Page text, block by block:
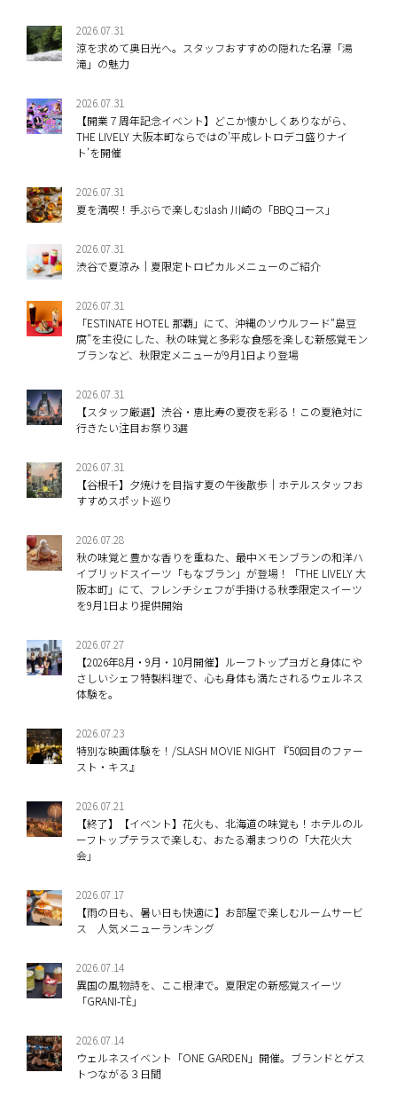
2026.07.31
涼を求めて奥日光へ。スタッフおすすめの隠れた名瀑「湯
滝」の魅力
2026.07.31
【開業７周年記念イベント】どこか懐かしくありながら、
THE LIVELY 大阪本町ならではの’平成レトロデコ盛りナイ
ト’を開催
2026.07.31
夏を満喫！手ぶらで楽しむslash 川崎の「BBQコース」
2026.07.31
渋谷で夏涼み｜夏限定トロピカルメニューのご紹介
2026.07.31
「ESTINATE HOTEL 那覇」にて、沖縄のソウルフード“島豆
腐”を主役にした、秋の味覚と多彩な食感を楽しむ新感覚モン
ブランなど、秋限定メニューが9月1日より登場
2026.07.31
【スタッフ厳選】渋谷・恵比寿の夏夜を彩る！この夏絶対に
行きたい注目お祭り3選
2026.07.31
【谷根千】夕焼けを目指す夏の午後散歩｜ホテルスタッフお
すすめスポット巡り
2026.07.28
秋の味覚と豊かな香りを重ねた、最中×モンブランの和洋ハ
イブリッドスイーツ「もなブラン」が登場！「THE LIVELY 大
阪本町」にて、フレンチシェフが手掛ける秋季限定スイーツ
を9月1日より提供開始
2026.07.27
【2026年8月・9月・10月開催】ルーフトップヨガと身体にや
さしいシェフ特製料理で、心も身体も満たされるウェルネス
体験を。
2026.07.23
特別な映画体験を！/SLASH MOVIE NIGHT 『50回目のファー
スト・キス』
2026.07.21
【終了】【イベント】花火も、北海道の味覚も！ホテルのル
ーフトップテラスで楽しむ、おたる潮まつりの「大花火大
会」
2026.07.17
【雨の日も、暑い日も快適に】お部屋で楽しむルームサービ
ス 人気メニューランキング
2026.07.14
異国の風物詩を、ここ根津で。夏限定の新感覚スイーツ
「GRANI-TÈ」
2026.07.14
ウェルネスイベント「ONE GARDEN」開催。ブランドとゲス
トつながる３日間